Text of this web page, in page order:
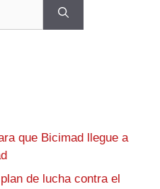
que Bicimad llegue a
de lucha contra el